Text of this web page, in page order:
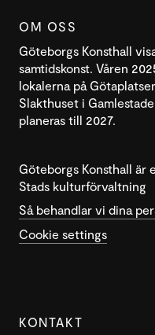
OM OSS
Göteborgs Konsthall
samtidskonst. Våren
lokalerna på
Slakthuset i
planeras till 2027.
Göteborgs Konsthall är
Stads kulturförvaltning
Så behandlar vi dina
Cookie settings
KONTAKT